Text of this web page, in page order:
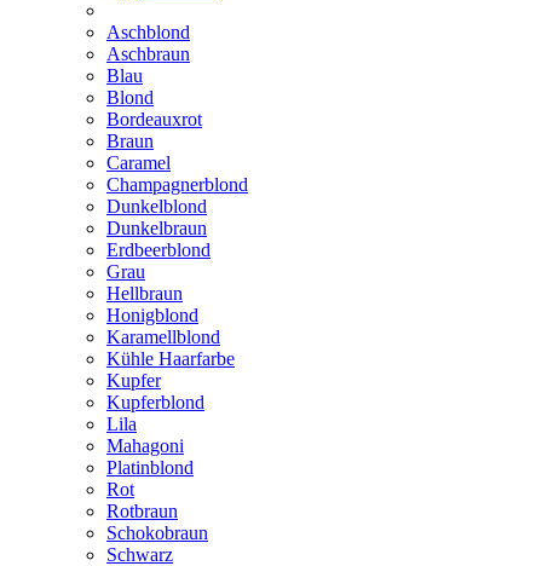
Aschblond
Aschbraun
Blau
Blond
Bordeauxrot
Braun
Caramel
Champagnerblond
Dunkelblond
Dunkelbraun
Erdbeerblond
Grau
Hellbraun
Honigblond
Karamellblond
Kühle Haarfarbe
Kupfer
Kupferblond
Lila
Mahagoni
Platinblond
Rot
Rotbraun
Schokobraun
Schwarz